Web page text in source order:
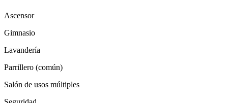
Ascensor
Gimnasio
Lavandería
Parrillero (común)
Salón de usos múltiples